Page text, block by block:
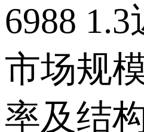
6988
市场规
率及结